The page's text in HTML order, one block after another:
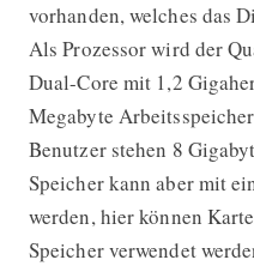
vorhanden, welches das
Als Prozessor wird der
Dual-Core mit 1,2
Megabyte
Benutzer stehen 8
Speicher kann aber mit
werden, hier können
Speicher verwendet